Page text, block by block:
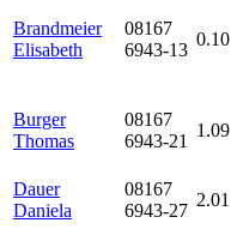
Brandmeier
Elisabeth
08167
6943-13
0.10
Burger
Thomas
08167
6943-21
1.09
Dauer
Daniela
08167
6943-27
2.01